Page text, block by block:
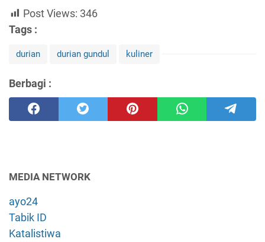
Post Views: 346
Tags :
durian durian gundul kuliner
Berbagi :
MEDIA NETWORK
ayo24
Tabik ID
Katalistiwa